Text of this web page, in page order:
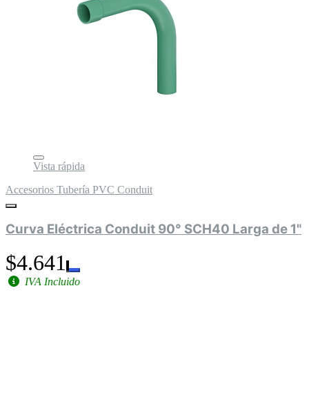
Vista rápida
Accesorios Tubería PVC Conduit
Curva Eléctrica Conduit 90° SCH40 Larga de 1"
$4.641
IVA Incluido